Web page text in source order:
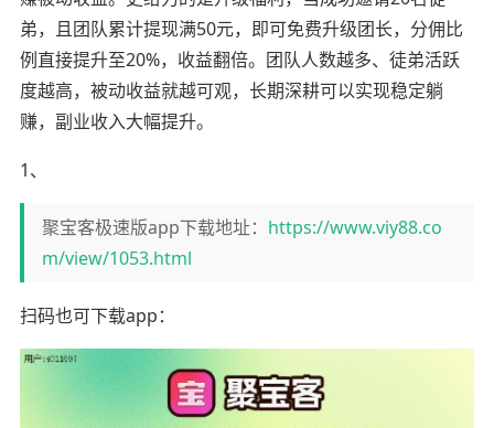
弟，且团队累计提现满50元，即可免费升级团长，分佣比
例直接提升至20%，收益翻倍。团队人数越多、徒弟活跃
度越高，被动收益就越可观，长期深耕可以实现稳定躺
赚，副业收入大幅提升。
1、
聚宝客极速版app下载地址： https://www.viy88.co
m/view/1053.html
扫码也可下载app：